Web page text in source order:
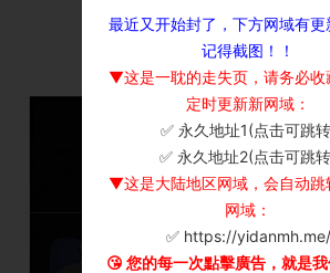
最近又开始封了，下方网域有更
记得截图！！
▼这是一耽的走失页，请务必收
定时更新新网域：
✅ 永久地址1(点击可跳
✅ 永久地址2(点击可跳
▼这是大陆地区网域，会自动跳
网域：
✅ https://yidanmh.me/
😘 您的每一次點擊廣告，就是